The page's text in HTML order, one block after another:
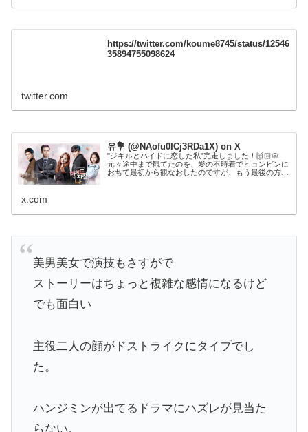
https://twitter.com/koume8745/status/12546
35894755098624
twitter.com
유💐 (@NAofu0ICj3RDa1X) on X
"ジキルとハイドに恋した私"完走しました！🙌🏻🌸
元々途中まで観てたのを、愛の不時着でヒョンビンに
おちて最初から観なおしたのですが、もう最後の方泣
x.com
美男美女で演技もさすがで
ストーリーはちょっと複雑な感情になるけど
でも面白い
主役二人の顔がドストライクにタイプでし
た。
ハンジミンが出てるドラマにハズレが見当た
らない。